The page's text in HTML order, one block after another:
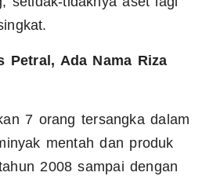
Petral, Ada Nama Riza
7 orang tersangka dalam
mentah dan produk
2008 sampai dengan